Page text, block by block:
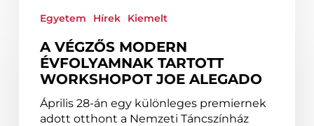
végzős
évfolyamnak
tartott
workshopot
Alegado
Egyetem Hírek Kiemelt
A VÉGZŐS MODERN
ÉVFOLYAMNAK TARTOTT
WORKSHOPOT JOE ALEGADO
Április 28-án egy különleges premiernek
adott otthont a Nemzeti Táncszínház